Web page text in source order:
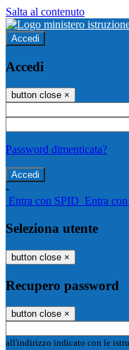
Salta al contenuto
Accedi
Accedi
button close ×
Password dimenticata?
-
Entra con SPID Entra
Seleziona utente
button close ×
Recupero password
button close ×
all'indirizzo indicato con le